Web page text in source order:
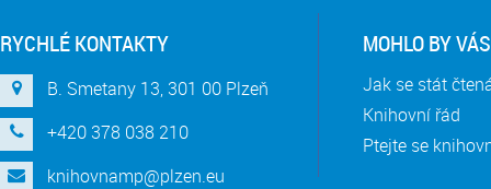
RYCHLÉ KONTAKTY
B. Smetany 13, 301 00 Plzeň
+420 378 038 210
knihovnamp@plzen.eu
MOHLO BY
Jak se stát
Knihovní řád
Ptejte se